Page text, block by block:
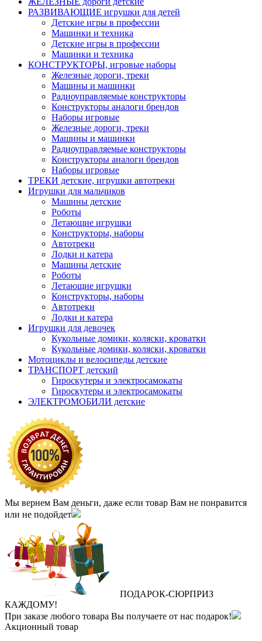
РАЗВИВАЮЩИЕ игрушки для детей
Детские игры в профессии
Машинки и техника
Детские игры в профессии
Машинки и техника
КОНСТРУКТОРЫ, игровые наборы
Железные дороги, треки
Машины и машинки
Радиоуправляемые конструкторы
Конструкторы аналоги брендов
Наборы игровые
Железные дороги, треки
Машины и машинки
Радиоуправляемые конструкторы
Конструкторы аналоги брендов
Наборы игровые
ТРЕКИ детские, игрушки автотреки
Игрушки для мальчиков
Машины детские
Роботы
Летающие игрушки
Конструкторы, наборы
Автотреки
Лодки и катера
Машины детские
Роботы
Летающие игрушки
Конструкторы, наборы
Автотреки
Лодки и катера
Игрушки для девочек
Кукольные домики, коляски, кроватки
Кукольные домики, коляски, кроватки
Мотоциклы и велосипеды детские
ТРАНСПОРТ детский
Гироскутеры и электросамокаты
Гироскутеры и электросамокаты
ЭЛЕКТРОМОБИЛИ детские
Мы вернем Вам деньги, даже если товар Вам не понравится
или не подойдет
ПОДАРОК‐СЮРПРИЗ
КАЖДОМУ!
При заказе любого товара Вы получаете от нас подарок!
Акционный товар